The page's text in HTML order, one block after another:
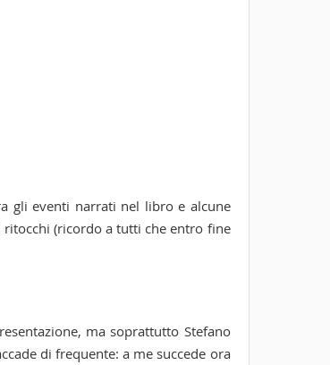
gli eventi narrati nel libro e alcune
(ricordo a tutti che entro fine
ma soprattutto Stefano
di frequente: a me succede ora